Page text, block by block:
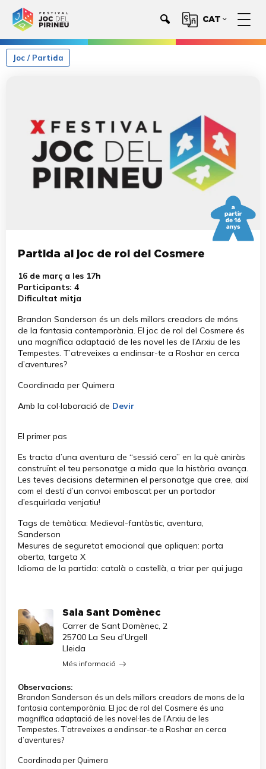
CAT
Joc / Partida
Partida al joc de rol del Cosmere
16 de març a les 17h
Participants: 4
Dificultat mitja
Brandon Sanderson és un dels millors creadors de móns
de la fantasia contemporània. El joc de rol del Cosmere és
una magnífica adaptació de les novel·les de l’Arxiu de les
Tempestes. T’atreveixes a endinsar-te a Roshar en cerca
d’aventures?
Coordinada per Quimera
Amb la col·laboració de Devir
El primer pas
Es tracta d’una aventura de “sessió cero” en la què aniràs
construïnt el teu personatge a mida que la història avança.
Les teves decisions determinen el personatge que cree, així
com el destí d’un convoi emboscat per un portador
d’esquirlada venjatiu!
Tags de temàtica: Medieval-fantàstic, aventura,
Sanderson
Mesures de seguretat emocional que apliquen: porta
oberta, targeta X
Idioma de la partida: català o castellà, a triar per qui juga
Sala Sant Domènec
Carrer de Sant Domènec, 2
25700 La Seu d’Urgell
Lleida
Més informació
Observacions:
Brandon Sanderson és un dels millors creadors de mons de la
fantasia contemporània. El joc de rol del Cosmere és una
magnífica adaptació de les novel·les de l’Arxiu de les
Tempestes. T’atreveixes a endinsar-te a Roshar en cerca
d’aventures?
Coordinada per Quimera